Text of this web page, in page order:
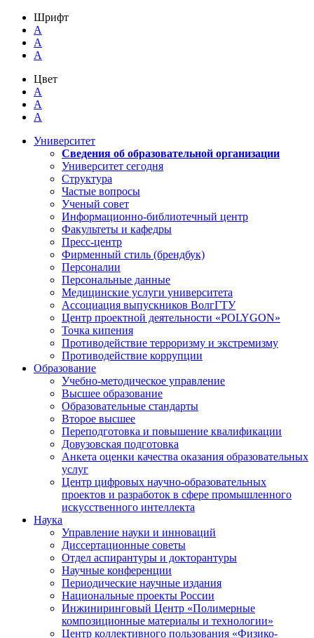
Шрифт
A
A
A
Цвет
A
A
A
Университет
Сведения об образовательной организации
Университет сегодня
Структура
Частые вопросы
Ученый совет
Информационно-библиотечный центр
Факультеты и кафедры
Пресс-центр
Фирменный стиль (брендбук)
Персоналии
Персональные данные
Медицинские услуги университета
Ассоциация выпускников ВолгГТУ
Центр проектной деятельности «POLYGON»
Точка кипения
Противодействие терроризму и экстремизму
Противодействие коррупции
Образование
Учебно-методическое управление
Высшее образование
Образовательные стандарты
Второе высшее
Переподготовка и повышение квалификации
Довузовская подготовка
Анкета оценки качества оказания образовательных
услуг
Центр цифровых научно-образовательных
проектов и разработок в сфере промышленного
искусственного интеллекта
Наука
Управление науки и инноваций
Диссертационные советы
Отдел аспирантуры и докторантуры
Научные конференции
Периодические научные издания
Национальные проекты России
Инжиниринговый Центр «Полимерные
композиционные материалы и технологии»
Центр коллективного пользования «Физико-